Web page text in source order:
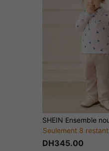
Seulement 8 restant
DH345.00